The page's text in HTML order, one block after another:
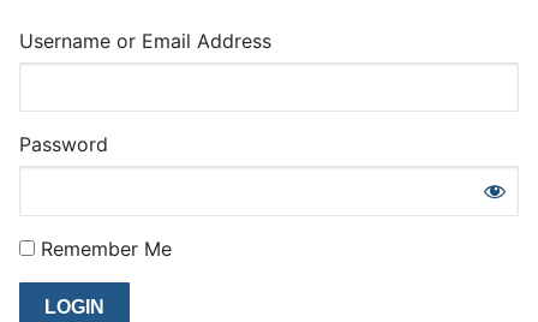
Username or Email Address
Password
Remember Me